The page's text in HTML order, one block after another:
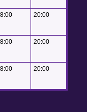
20:00
20:00
20:00